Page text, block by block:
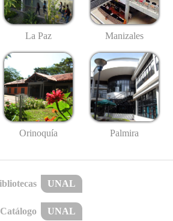
La Paz Manizales
Orinoquía Palmira
UNAL
Catálogo UNAL